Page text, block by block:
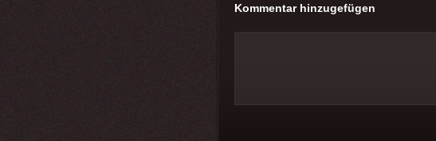
Kommentar hinzugefügen